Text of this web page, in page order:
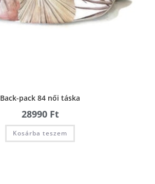
Back-pack 84 női táska
28990 Ft
Kosárba teszem